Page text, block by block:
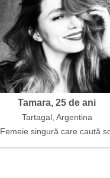
Tamara, 25 de ani
Tartagal, Argentina
Femeie singură care caută